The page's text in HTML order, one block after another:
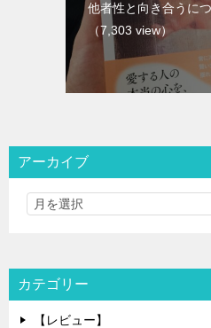
他者性と向き合うに
（7,303 view）
アーカイブ
カテゴリー
【レビュー】